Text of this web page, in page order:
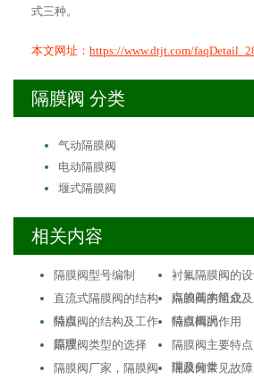
式三种。
本文网址： https://www.dtjt.com/
隔膜阀 分类
气动隔膜阀
电动隔膜阀
堰式隔膜阀
相关内容
隔膜阀型号编制
衬氟隔膜阀的
点的基本简介
直流式隔膜阀的结构
特点
隔膜阀的组成
特点概况
隔膜阀的结构及工作
原理
隔膜阀的作用
隔膜阀类型的选择
隔膜阀主要特
理及分类
隔膜阀厂家，隔膜阀 隔膜阀常见故